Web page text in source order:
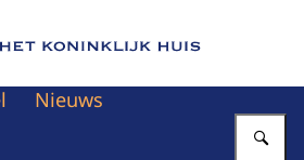
van Het Koninklijk Huis
Nieuws